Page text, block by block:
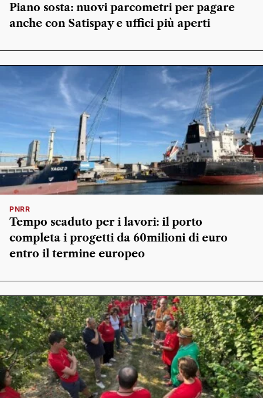
Piano sosta: nuovi parcometri per pagare
anche con Satispay e uffici più aperti
PNRR
Tempo scaduto per i lavori: il porto
completa i progetti da 60milioni di euro
entro il termine europeo